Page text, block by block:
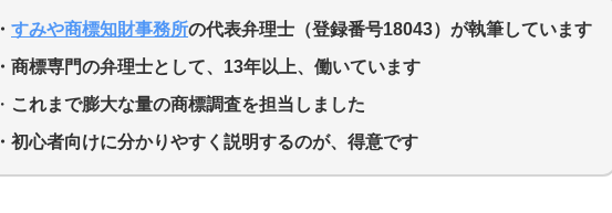
・ すみや商標知財事務所の代表弁理士（登録番号18043）が執筆しています
・商標専門の弁理士として、13年以上、働いています
・ これまで膨大な量の商標調査を担当しました
・初心者向けに分かりやすく説明するのが、得意です